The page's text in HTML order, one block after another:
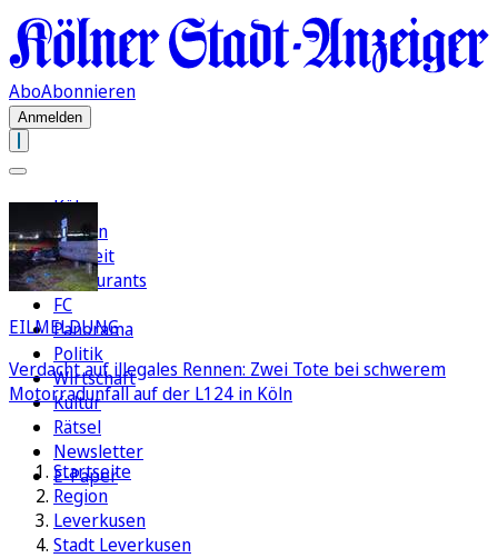
AboAbonnieren
Anmelden
Köln
Region
Freizeit
Restaurants
FC
Panorama
Politik
Wirtschaft
Kultur
Rätsel
Newsletter
E-Paper
EILMELDUNG
Verdacht auf illegales Rennen: Zwei Tote bei schwerem
Motorradunfall auf der L124 in Köln
Startseite
Region
Leverkusen
Stadt Leverkusen